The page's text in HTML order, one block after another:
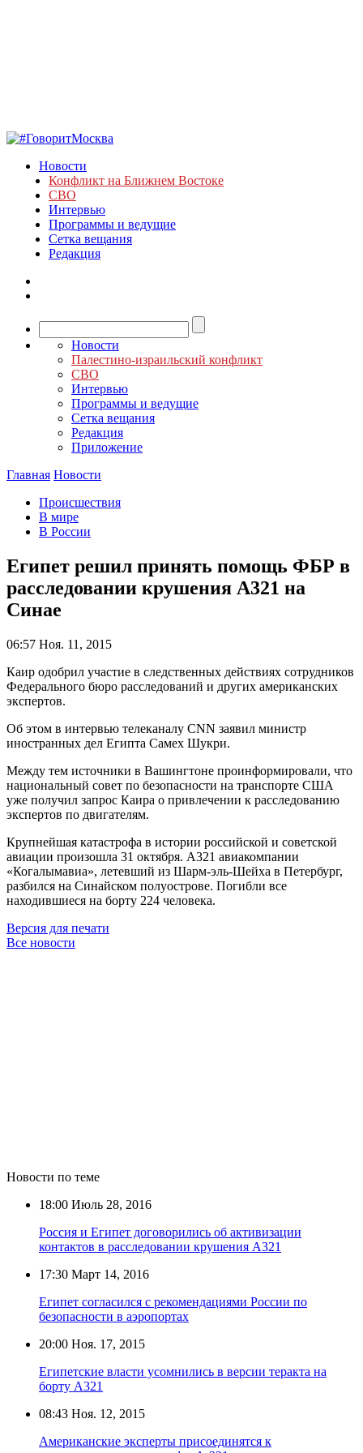
Новости
Конфликт на Ближнем Востоке
СВО
Интервью
Программы и ведущие
Сетка вещания
Редакция
Новости
Палестино-израильский конфликт
СВО
Интервью
Программы и ведущие
Сетка вещания
Редакция
Приложение
Главная Новости
Происшествия
В мире
В России
Египет решил принять помощь ФБР в
расследовании крушения А321 на
Синае
06:57 Ноя. 11, 2015
Каир одобрил участие в следственных действиях сотрудников
Федерального бюро расследований и других американских
экспертов.
Об этом в интервью телеканалу CNN заявил министр
иностранных дел Египта Самех Шукри.
Между тем источники в Вашингтоне проинформировали, что
национальный совет по безопасности на транспорте США
уже получил запрос Каира о привлечении к расследованию
экспертов по двигателям.
Крупнейшая катастрофа в истории российской и советской
авиации произошла 31 октября. A321 авиакомпании
«Когалымавиа», летевший из Шарм-эль-Шейха в Петербург,
разбился на Синайском полуострове. Погибли все
находившиеся на борту 224 человека.
Версия для печати
Все новости
Новости по теме
18:00 Июль 28, 2016
Россия и Египет договорились об активизации
контактов в расследовании крушения А321
17:30 Март 14, 2016
Египет согласился с рекомендациями России по
безопасности в аэропортах
20:00 Ноя. 17, 2015
Египетские власти усомнились в версии теракта на
борту А321
08:43 Ноя. 12, 2015
Американские эксперты присоединятся к